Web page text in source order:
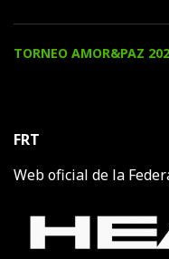
TORNEO AMOR&PAZ
FRT
Web oficial de la